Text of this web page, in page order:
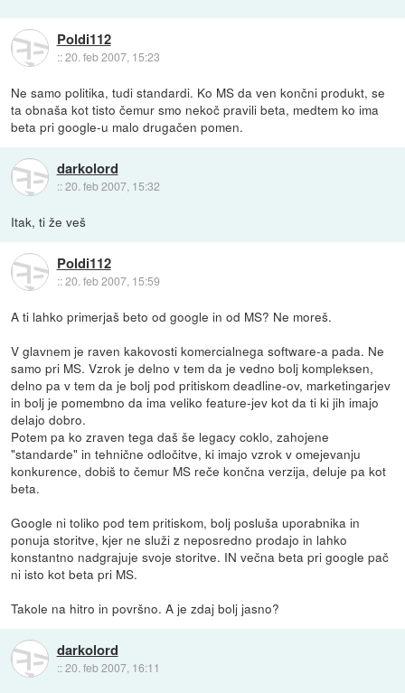
Poldi112
::20. feb 2007, 15:23
Ne samo politika, tudi standardi. Ko MS da ven končni produkt, se
ta obnaša kot tisto čemur smo nekoč pravili beta, medtem ko ima
beta pri google-u malo drugačen pomen.
darkolord
::20. feb 2007, 15:32
Itak, ti že veš
Poldi112
::20. feb 2007, 15:59
A ti lahko primerjaš beto od google in od MS? Ne moreš.
V glavnem je raven kakovosti komercialnega software-a pada. Ne
samo pri MS. Vzrok je delno v tem da je vedno bolj kompleksen,
delno pa v tem da je bolj pod pritiskom deadline-ov, marketingarjev
in bolj je pomembno da ima veliko feature-jev kot da ti ki jih imajo
delajo dobro.
Potem pa ko zraven tega daš še legacy coklo, zahojene
"standarde" in tehnične odločitve, ki imajo vzrok v omejevanju
konkurence, dobiš to čemur MS reče končna verzija, deluje pa kot
beta.
Google ni toliko pod tem pritiskom, bolj posluša uporabnika in
ponuja storitve, kjer ne služi z neposredno prodajo in lahko
konstantno nadgrajuje svoje storitve. IN večna beta pri google pač
ni isto kot beta pri MS.
Takole na hitro in površno. A je zdaj bolj jasno?
darkolord
::20. feb 2007, 16:11